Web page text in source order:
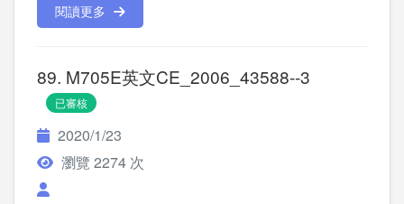
閱讀更多
89. M705E英文CE_2006_43588--3
已審核
2020/1/23
瀏覽 2274 次